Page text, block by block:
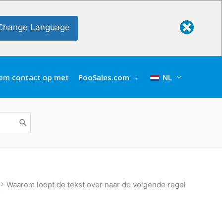
Language
contact op met FooSales.com → NL
Waarom loopt de tekst over naar de volgende regel